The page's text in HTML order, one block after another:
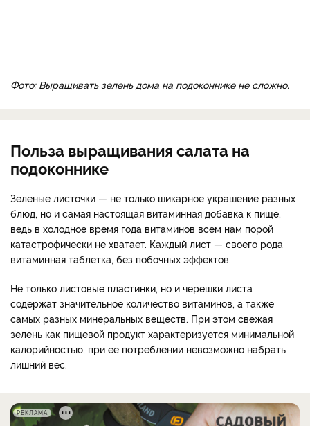
Фото: Выращивать зелень дома на подоконнике не сложно.
Польза выращивания салата на
подоконнике
Зеленые листочки — не только шикарное украшение разных
блюд, но и самая настоящая витаминная добавка к пище,
ведь в холодное время года витаминов всем нам порой
катастрофически не хватает. Каждый лист — своего рода
витаминная таблетка, без побочных эффектов.
Не только листовые пластинки, но и черешки листа
содержат значительное количество витаминов, а также
самых разных минеральных веществ. При этом свежая
зелень как пищевой продукт характеризуется минимальной
калорийностью, при ее потреблении невозможно набрать
лишний вес.
РЕКЛАМА